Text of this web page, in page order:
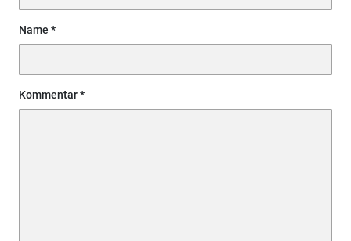
Name
Kommentar